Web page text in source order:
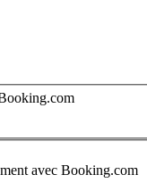
avec Booking.com